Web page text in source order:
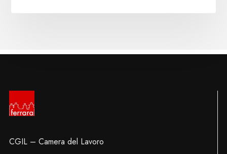
CGIL – Camera del Lavoro